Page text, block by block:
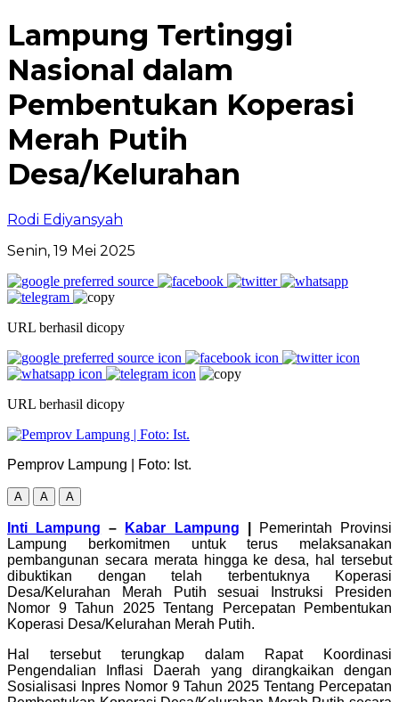
Lampung Tertinggi
Nasional dalam
Pembentukan Koperasi
Merah Putih
Desa/Kelurahan
Rodi Ediyansyah
Senin, 19 Mei 2025
URL berhasil dicopy
URL berhasil dicopy
Pemprov Lampung | Foto: Ist.
A A A
Inti Lampung – Kabar Lampung
Pemerintah Provinsi
Lampung berkomitmen untuk terus melaksanakan
pembangunan secara merata hingga ke desa, hal tersebut
dibuktikan dengan telah terbentuknya Koperasi
Desa/Kelurahan Merah Putih sesuai Instruksi Presiden
Nomor 9 Tahun 2025 Tentang Percepatan Pembentukan
Koperasi Desa/Kelurahan Merah Putih.
Hal tersebut terungkap dalam Rapat Koordinasi
Pengendalian Inflasi Daerah yang dirangkaikan dengan
Sosialisasi Inpres Nomor 9 Tahun 2025 Tentang Percepatan